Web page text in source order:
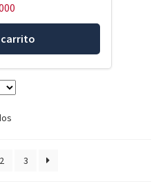
carrito
2 3